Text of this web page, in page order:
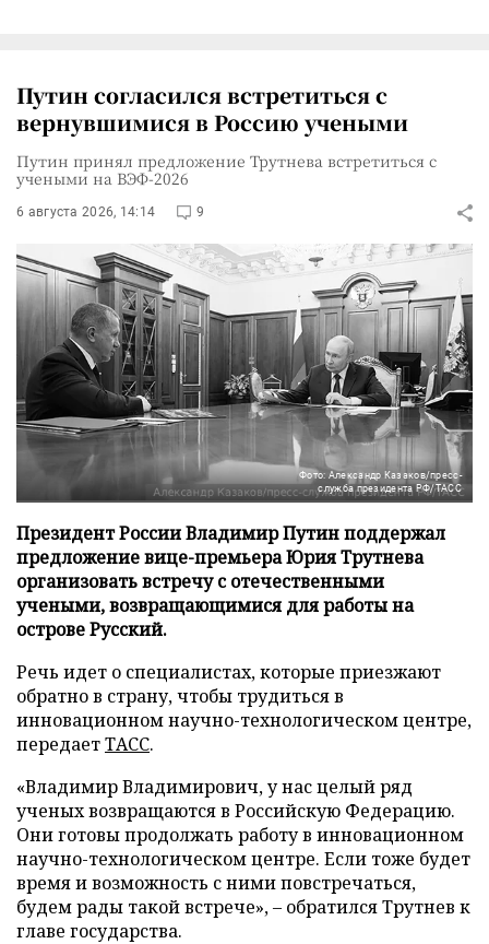
Путин согласился встретиться с
вернувшимися в Россию учеными
Путин принял предложение Трутнева встретиться с
учеными на ВЭФ-2026
6 августа 2026, 14:14 9
Фото: Александр Казаков/пресс-
служба президента РФ/ТАСС
Президент России Владимир Путин поддержал
предложение вице-премьера Юрия Трутнева
организовать встречу с отечественными
учеными, возвращающимися для работы на
острове Русский.
Речь идет о специалистах, которые приезжают
обратно в страну, чтобы трудиться в
инновационном научно-технологическом центре,
передаетТАСС.
«Владимир Владимирович, у нас целый ряд
ученых возвращаются в Российскую Федерацию.
Они готовы продолжать работу в инновационном
научно-технологическом центре. Если тоже будет
время и возможность с ними повстречаться,
будем рады такой встрече», – обратился Трутнев к
главе государства.